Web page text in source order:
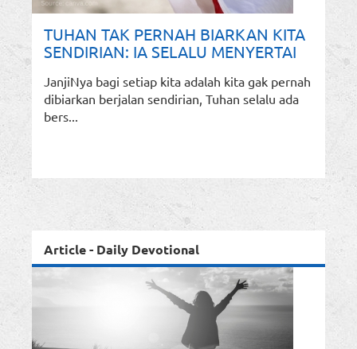
TUHAN TAK PERNAH BIARKAN KITA
SENDIRIAN: IA SELALU MENYERTAI
JanjiNya bagi setiap kita adalah kita gak pernah
dibiarkan berjalan sendirian, Tuhan selalu ada
bers...
Article - Daily Devotional